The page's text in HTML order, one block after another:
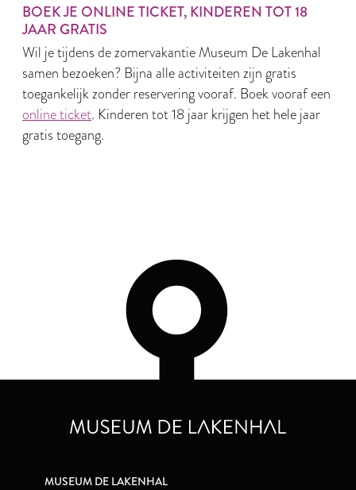
BOEK JE ONLINE TICKET, KINDEREN TOT 18
JAAR GRATIS
Wil je tijdens de zomervakantie Museum De Lakenhal
samen bezoeken? Bijna alle activiteiten zijn gratis
toegankelijk zonder reservering vooraf. Boek vooraf een
online ticket. Kinderen tot 18 jaar krijgen het hele jaar
gratis toegang.
MUSEUM DE LAKENHAL